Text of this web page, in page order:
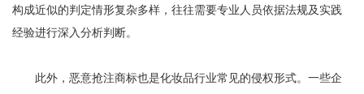
构成近似的判定情形复杂多样，往往需要专业人员依据法规及实践
经验进行深入分析判断。
此外，恶意抢注商标也是化妆品行业常见的侵权形式。一些企